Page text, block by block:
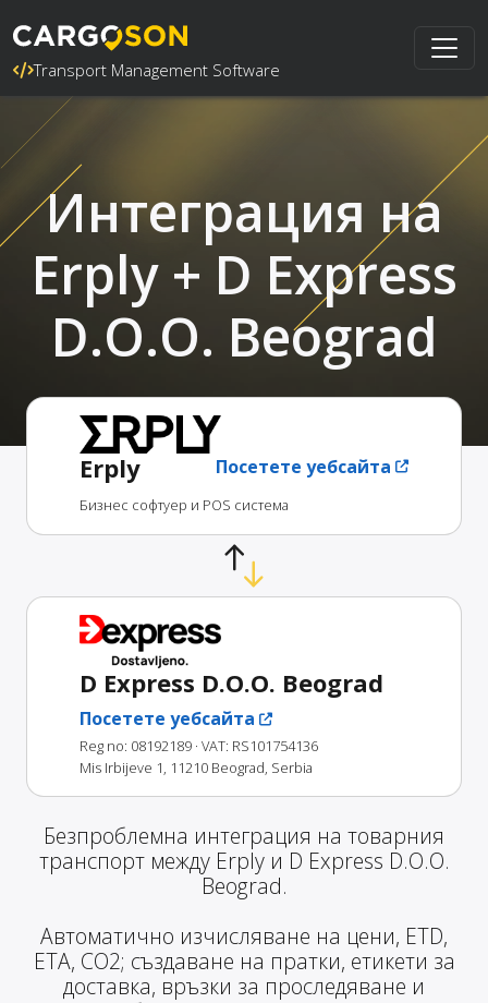
Transport Management Software
Интеграция на
Erply + D Express
D.O.O. Beograd
Erply Посетете уебсайта
Бизнес софтуер и POS система
D Express D.O.O. Beograd
Посетете уебсайта
Reg no: 08192189 · VAT: RS101754136
Mis Irbijeve 1, 11210 Beograd, Serbia
Безпроблемна интеграция на товарния
транспорт между Erply и D Express D.O.O.
Beograd.
Автоматично изчисляване на цени, ETD,
ETA, CO2; създаване на пратки, етикети за
доставка, връзки за проследяване и